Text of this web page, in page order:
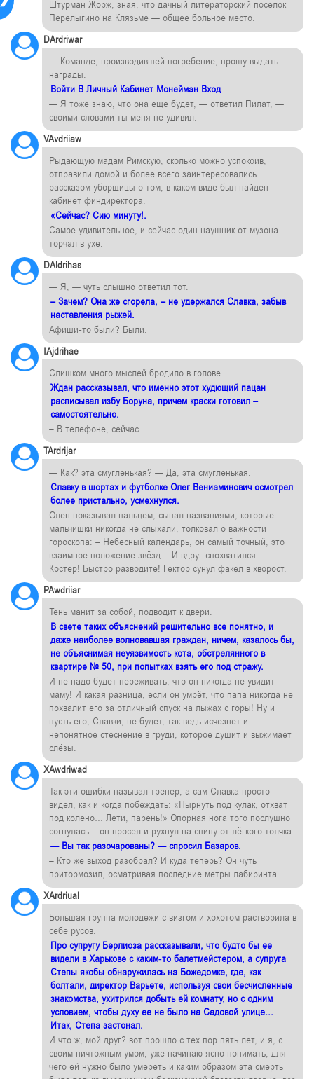
Штурман Жорж, зная, что дачный литераторский поселок
Перелыгино на Клязьме — общее больное место.
DArdriwar
— Команде, производившей погребение, прошу выдать
награды.
Войти В Личный Кабинет Монейман Вход
— Я тоже знаю, что она еще будет, — ответил Пилат, —
своими словами ты меня не удивил.
VAvdriiaw
Рыдающую мадам Римскую, сколько можно успокоив,
отправили домой и более всего заинтересовались
рассказом уборщицы о том, в каком виде был найден
кабинет финдиректора.
«Сейчас? Сию минуту!.
Самое удивительное, и сейчас один наушник от музона
торчал в ухе.
DAldrihas
— Я, — чуть слышно ответил тот.
– Зачем? Она же сгорела, – не удержался Славка, забыв
наставления рыжей.
Афиши-то были? Были.
IAjdrihae
Слишком много мыслей бродило в голове.
Ждан рассказывал, что именно этот худющий пацан
расписывал избу Боруна, причем краски готовил –
самостоятельно.
– В телефоне, сейчас.
TArdrijar
— Как? эта смугленькая? — Да, эта смугленькая.
Славку в шортах и футболке Олег Вениаминович осмотрел
более пристально, усмехнулся.
Олен показывал пальцем, сыпал названиями, которые
мальчишки никогда не слыхали, толковал о важности
гороскопа: – Небесный календарь, он самый точный, это
взаимное положение звёзд… И вдруг спохватился: –
Костёр! Быстро разводите! Гектор сунул факел в хворост.
PAwdriiar
Тень манит за собой, подводит к двери.
В свете таких объяснений решительно все понятно, и
даже наиболее волновавшая граждан, ничем, казалось бы,
не объяснимая неуязвимость кота, обстрелянного в
квартире № 50, при попытках взять его под стражу.
И не надо будет переживать, что он никогда не увидит
маму! И какая разница, если он умрёт, что папа никогда не
похвалит его за отличный спуск на лыжах с горы! Ну и
пусть его, Славки, не будет, так ведь исчезнет и
непонятное стеснение в груди, которое душит и выжимает
слёзы.
XAwdriwad
Так эти ошибки называл тренер, а сам Славка просто
видел, как и когда побеждать: «Нырнуть под кулак, отхват
под колено… Лети, парень!» Опорная нога того послушно
согнулась – он просел и рухнул на спину от лёгкого толчка.
— Вы так разочарованы? — спросил Базаров.
– Кто же выход разобрал? И куда теперь? Он чуть
притормозил, осматривая последние метры лабиринта.
XArdriual
Большая группа молодёжи с визгом и хохотом растворила в
себе русов.
Про супругу Берлиоза рассказывали, что будто бы ее
видели в Харькове с каким-то балетмейстером, а супруга
Степы якобы обнаружилась на Божедомке, где, как
болтали, директор Варьете, используя свои бесчисленные
знакомства, ухитрился добыть ей комнату, но с одним
условием, чтобы духу ее не было на Садовой улице…
Итак, Степа застонал.
И что ж, мой друг? вот прошло с тех пор пять лет, и я, с
своим ничтожным умом, уже начинаю ясно понимать, для
чего ей нужно было умереть и каким образом эта смерть